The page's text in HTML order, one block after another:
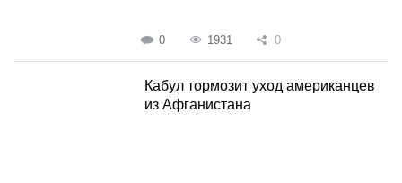
0 1931 0
Кабул тормозит уход американцев
из Афганистана